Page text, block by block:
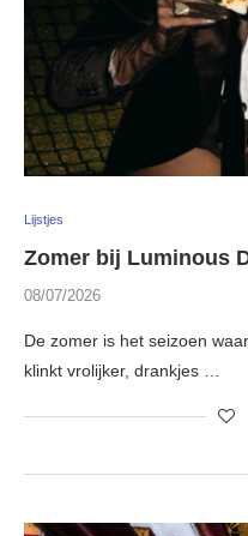
Lijstjes
Zomer bij Luminous
08/07/2026
De zomer is het seizoen
klinkt vrolijker, drankjes …